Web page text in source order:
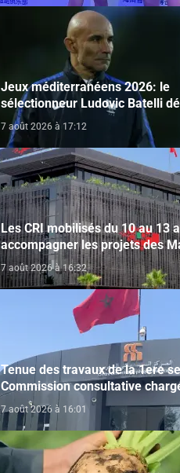
Jeux méditerranéens 2026: le
sélectionneur Ludovic Batelli
liste finale de l'équipe nationale
7 août 2026 à 17:12
Les CRI mobilisés du 10 au 13
accompagner les projets des
Monde
7 août 2026 à 16:32
Tenue des travaux de la 1ere
Commission consultative
d’émettre un avis sur la
carte du professionnel du
7 août 2026 à 16:01